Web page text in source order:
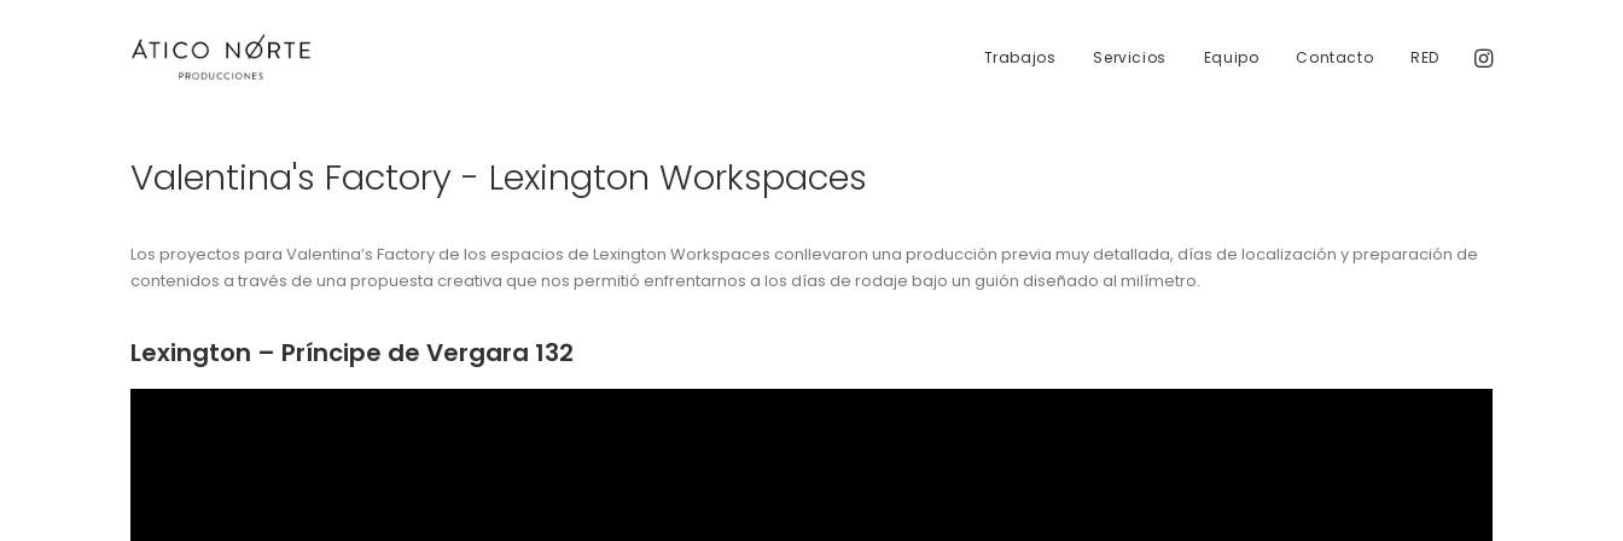
Trabajos Servicios Equipo Contacto RED
Valentina's Factory - Lexington Workspaces
Los proyectos para Valentina’s Factory de los espacios de Lexington Workspaces conllevaron una producción previa muy detallada, días de localización y preparación de
contenidos a través de una propuesta creativa que nos permitió enfrentarnos a los días de rodaje bajo un guión diseñado al milímetro.
Lexington – Príncipe de Vergara 132